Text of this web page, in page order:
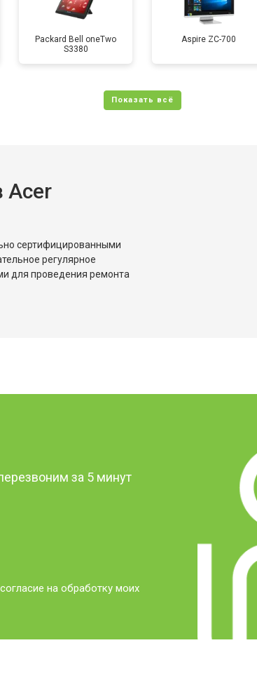
Packard Bell oneTwo
S3380
Aspire ZC-700
Acer
сертифицированными
регулярное
для проведения ремонта
за 5 минут
на обработку моих